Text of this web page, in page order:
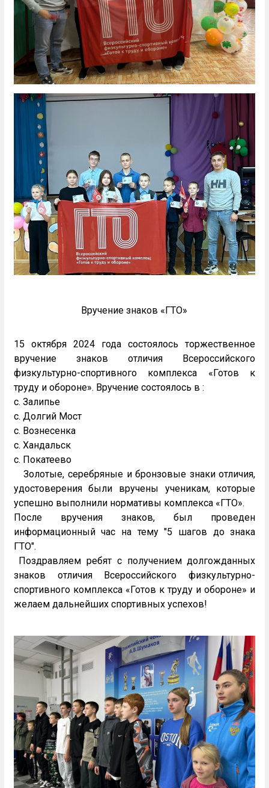
Вручение знаков «ГТО»
15 октября 2024 года состоялось торжественное
вручение знаков отличия Всероссийского
физкультурно-спортивного комплекса «Готов к
труду и обороне». Вручение состоялось в :
с. Залипье
с. Долгий Мост
с. Вознесенка
с. Хандальск
с. Покатеево
Золотые, серебряные и бронзовые знаки отличия,
удостоверения были вручены ученикам, которые
успешно выполнили нормативы комплекса «ГТО».
После вручения знаков, был проведен
информационный час на тему "5 шагов до знака
ГТО".
Поздравляем ребят с получением долгожданных
знаков отличия Всероссийского физкультурно-
спортивного комплекса «Готов к труду и обороне» и
желаем дальнейших спортивных успехов!